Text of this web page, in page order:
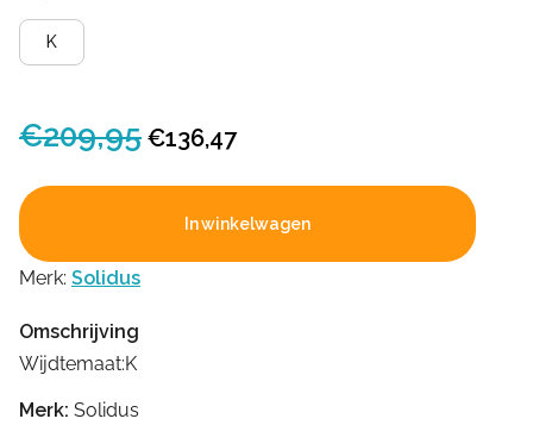
K
€209,95 Oorspronkelijke
€209,95.
€136,47Huidige
€136,47.
In winkelwagen
Merk: Solidus
Omschrijving
Wijdtemaat:K
Merk: Solidus